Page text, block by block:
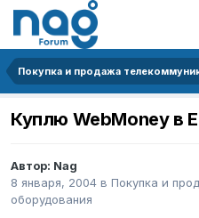
Куплю WebMoney в
Автор: Nag
8 января, 2004 в Покупка и
оборудования